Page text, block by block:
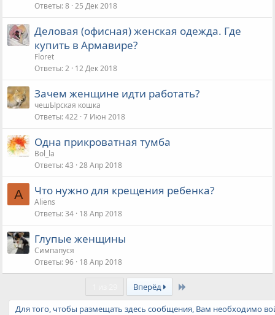
Ответы 8 25 Дек 2018
Деловая (офисная) женская одежда. Где
купить в Армавире?
Floret
Ответы 2 12 Дек 2018
Зачем женщине идти работать?
чешЫрская кошка
Ответы 422 7 Июн 2018
Одна прикроватная тумба
Bol_la
Ответы 43 28 Апр 2018
A Что нужно для крещения ребенка?
Aliens
Ответы 34 18 Апр 2018
Глупые женщины
Симпапуся
Ответы 96 18 Апр 2018
Вперёд
Для того, чтобы размещать здесь сообщения, Вам необходимо